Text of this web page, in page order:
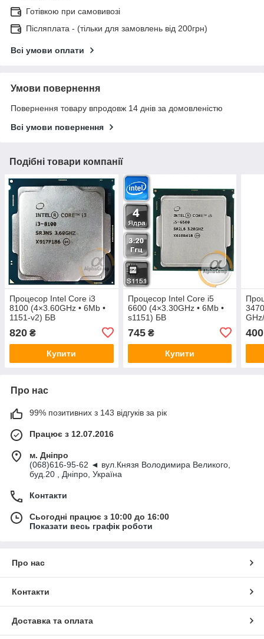
Готівкою при самовивозі
Післяплата - (тільки для замовлень від 200грн)
Всі умови оплати
Умови повернення
Повернення товару впродовж 14 днів за домовленістю
Всі умови повернення
Подібні товари компанії
Процесор Intel Core i3
8100 (4×3.60GHz • 6Mb •
1151-v2) БВ
820 ₴
Купити
Процесор Intel Core i5
6600 (4×3.30GHz • 6Mb •
s1151) БВ
745₴
Купити
400
Про нас
99% позитивних з 143 відгуків за рік
Працює з 12.07.2016
м. Дніпро
(068)616-95-62 ◄ вул.Князя Володимира Великого,
буд.20 , Дніпро, Україна
Контакти
Сьогодні працює з 10:00 до 16:00
Показати весь графік роботи
Про нас
Контакти
Доставка та оплата